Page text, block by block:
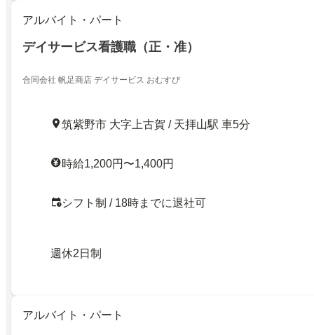
アルバイト・パート
デイサービス看護職（正・准）
合同会社 帆足商店 デイサービス おむすび
筑紫野市 大字上古賀 / 天拝山駅 車5分
時給1,200円〜1,400円
シフト制 / 18時までに退社可
週休2日制
アルバイト・パート